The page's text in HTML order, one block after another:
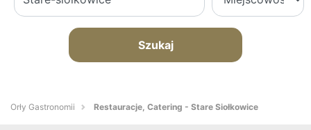
Szukaj
Orły Gastronomii Restauracje, Catering - Stare Siołkowice